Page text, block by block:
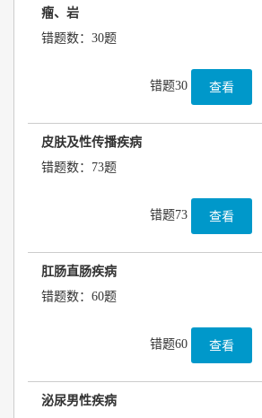
瘤、岩
错题数：30题
错题30 查看
皮肤及性传播疾病
错题数：73题
错题73 查看
肛肠直肠疾病
错题数：60题
错题60 查看
泌尿男性疾病